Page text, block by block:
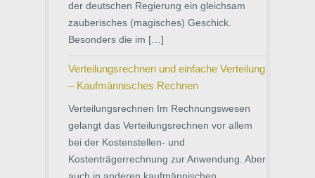
der deutschen Regierung ein gleichsam
zauberisches (magisches) Geschick.
Besonders die im […]
Verteilungsrechnen und einfache Verteilung
– Kaufmännisches Rechnen
Verteilungsrechnen Im Rechnungswesen
gelangt das Verteilungsrechnen vor allem
bei der Kostenstellen- und
Kostenträgerrechnung zur Anwendung. Aber